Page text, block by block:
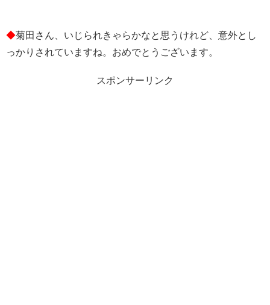
◆菊田さん、いじられきゃらかなと思うけれど、意外とし
っかりされていますね。おめでとうございます。
スポンサーリンク